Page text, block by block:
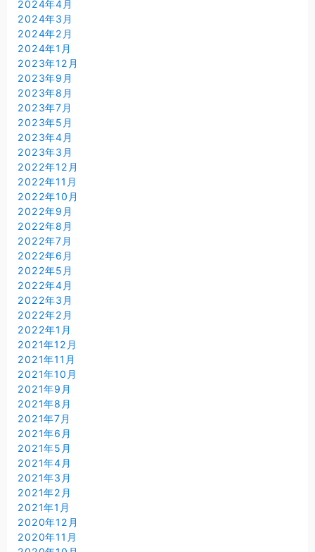
2024年4月
2024年3月
2024年2月
2024年1月
2023年12月
2023年9月
2023年8月
2023年7月
2023年5月
2023年4月
2023年3月
2022年12月
2022年11月
2022年10月
2022年9月
2022年8月
2022年7月
2022年6月
2022年5月
2022年4月
2022年3月
2022年2月
2022年1月
2021年12月
2021年11月
2021年10月
2021年9月
2021年8月
2021年7月
2021年6月
2021年5月
2021年4月
2021年3月
2021年2月
2021年1月
2020年12月
2020年11月